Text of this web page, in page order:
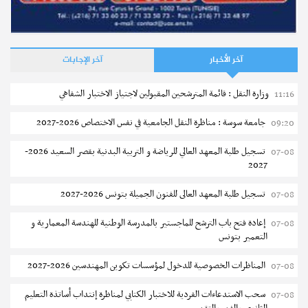
مستجدات
المركز القطاعي للتكوين في الآلية الفلاحية جوقار الفحص : دورة
نشر في04-08-2026
كيف يمكن النجاح في مقابلة العمل للشغل منصب تسييري ؟
آخر الأخبار آخر الإجابات
11:16 وزارة النقل : قائمة المترشحين المقبولين لاجتياز الاختبار الشفاهي
09:20 جامعة سوسة : مناظرة النقل الجامعية في نفس الاختصاص 2026-2027
07-08
تسجيل طلبة المعهد العالي للرياضة و التربية البدنية بقصر السعيد 2026-
2027
07-08 تسجيل طلبة المعهد العالى للفنون الجميلة بتونس 2026-2027
07-08 إعادة فتح باب الترشح للماجستير بالمدرسة الوطنية للهندسة المعمارية و
التعمير بتونس
07-08 المناظرات الخصوصية للدخول لمؤسسات تكوين المهندسين 2026-2027
07-08 سحب الاستدعاءات الفردية للاختبار الكتابي لمناظرة إنتداب أساتذة التعليم